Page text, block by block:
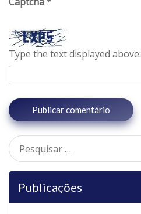
Type the text displayed above:
Pesquisar
por:
Publicações